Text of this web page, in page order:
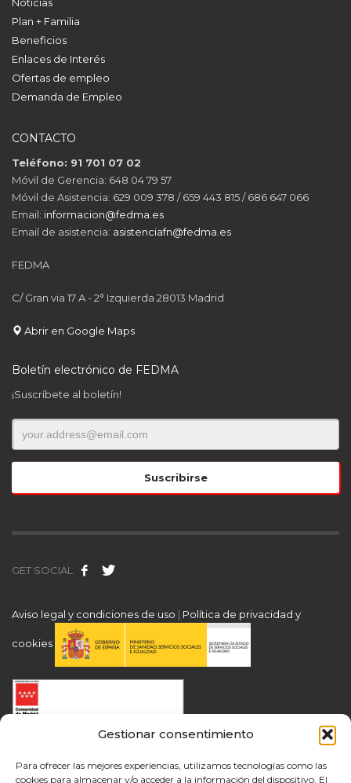
Gestionar consentimiento
Para ofrecer las mejores experiencias, utilizamos tecnologías como las
cookies para almacenar y/o acceder a la información del dispositivo. El
Plan + Familia
Beneficios
Enlaces de Interés
Ofertas de empleo
Demanda de Empleo
CONTACTO
Teléfono: 91 701 07 02
Móvil de Gerencia: 648 04 79 57
Móvil de Asistencia: 629 009 378 / 659 443 815 / 686 647 066
Email: informacion@fedma.es
Email de asistencia: asistenciafn@fedma.es
FEDMA
C/ Gran via 17 A - 2° Izquierda 28013 Madrid
Abrir en Google Maps
Boletín electrónico de FEDMA
¡Suscríbete al boletín!
GET SOCIAL
Aviso legal y condiciones de uso | Política de privacidad y
cookies